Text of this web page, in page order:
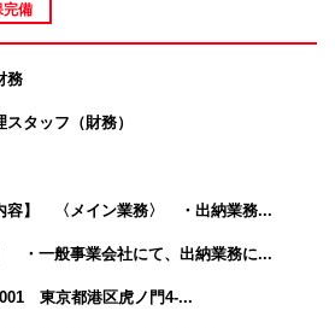
完備
務
スタッフ（財務）
容】 〈メイン業務〉 ・出納業務...
・一般事業会社にて、出納業務に...
東京都港区虎ノ門4-...